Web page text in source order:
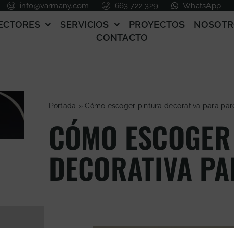
info@varmany.com 663 722 329 WhatsApp
SERVICIOS PROYECTOS
CONTACTO
Portada »Cómo escoger pintura decorativa para
CÓMO
DECORATIVA